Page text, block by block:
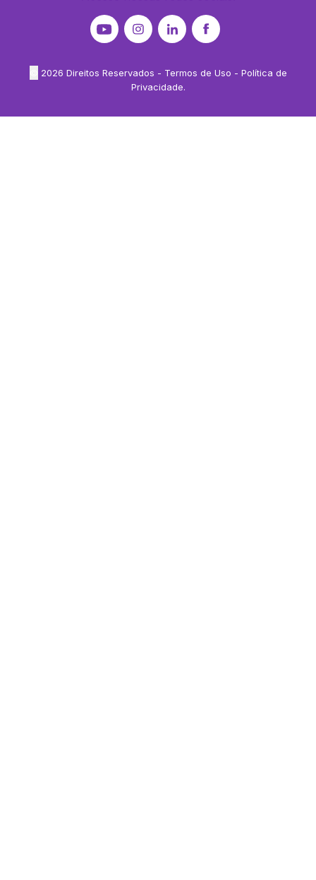
2026 Direitos Reservados - Termos de Uso - Política de
Privacidade.